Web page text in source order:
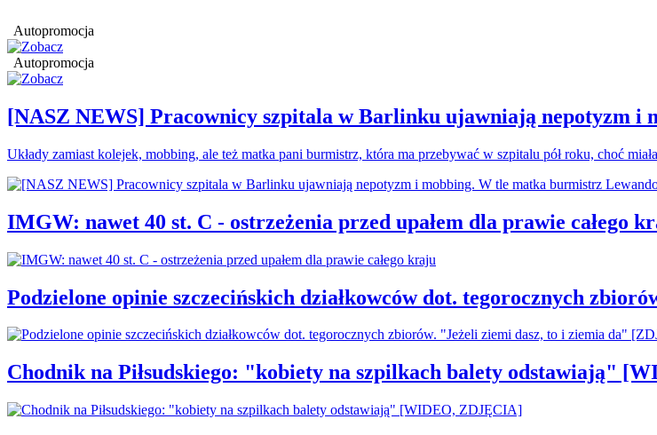
Autopromocja
Autopromocja
[NASZ NEWS] Pracownicy szpitala w Barlinku ujawniają nepotyzm i
Układy zamiast kolejek, mobbing, ale też matka pani burmistrz, która ma przebywać w szpitalu pół roku, choć
IMGW: nawet 40 st. C - ostrzeżenia przed upałem dla prawie całego
Podzielone opinie szczecińskich działkowców dot. tegorocznych
Chodnik na Piłsudskiego: "kobiety na szpilkach balety odstawiają"